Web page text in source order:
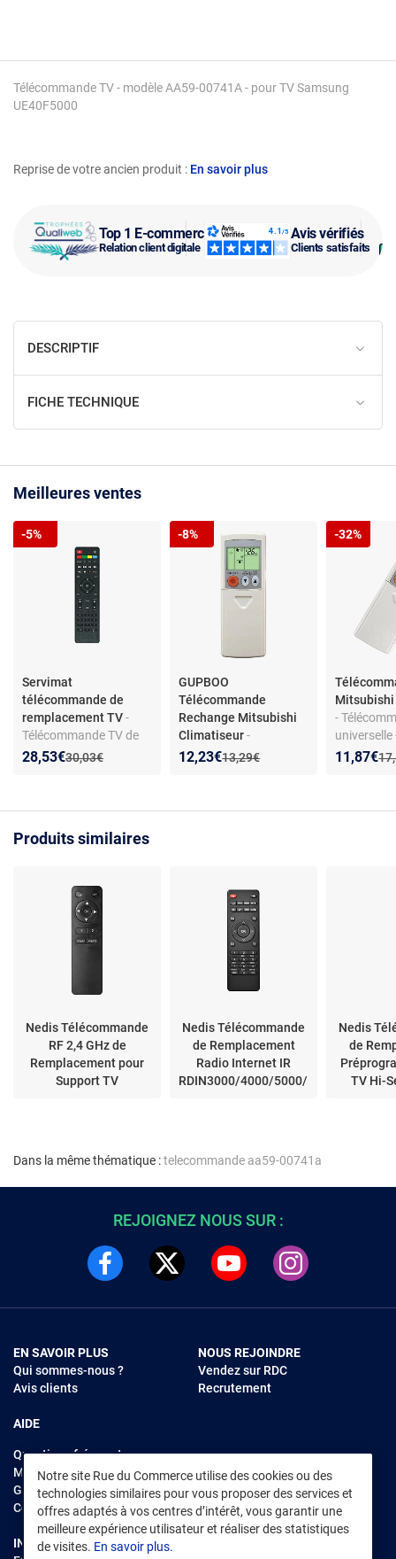
Top 1 E-commerce
Relation client digitale
Avis vérifiés
Clients satisfaits
Reprise de votre ancien produit : En savoir plus
Télécommande TV - modèle AA59-00741A - pour TV Samsung
UE40F5000
DESCRIPTIF
FICHE TECHNIQUE
Meilleures ventes
Servimat
télécommande de
remplacement TV-
Télécommande TV de
remplacement -
Touches dédiées -
Ancien prix :
30,03€
Nouveau prix :
28,53€
Réduction de :
-5%
GUPBOO
Télécommande
Rechange Mitsubishi
Climatiseur-
Télécommande
Ancien prix :
13,29€
Nouveau prix :
12,23€
Réduction de :
-8%
-
universelle
Nouveau
11,87€
-32%
Produits similaires
Nedis Télécommande
RF 2,4 GHz de
Remplacement pour
Support TV
Nedis Télécommande
de Remplacement
Radio Internet IR
RDIN3000/4000/5000/5005
Nedis
de
TV Hi-
Dans la même thématique :telecommande aa59-00741a
Notre site Rue du Commerce utilise des cookies ou des
technologies similaires pour vous proposer des services et
offres adaptés à vos centres d’intérêt, vous garantir une
meilleure expérience utilisateur et réaliser des statistiques
de visites. En savoir plus.
REJOIGNEZ NOUS SUR :
EN SAVOIR PLUS
Qui sommes-nous ?
Avis clients
AIDE
Questions fréquentes
Modes de règlements
Garantie et retours
Contacter Rue du Commerce
NOUS REJOINDRE
Vendez sur RDC
Recrutement
INFORMATIONS LÉGALES